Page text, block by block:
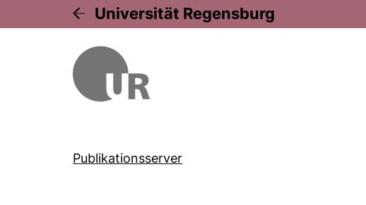
Universität Regensburg
Publikationsserver